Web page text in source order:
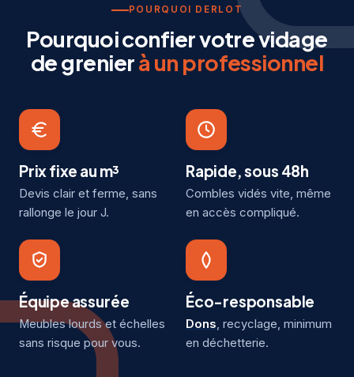
POURQUOI DERLOT
Pourquoi confier votre vidage
de grenierà un professionnel
Prix fixe au m³
Devis clair et ferme, sans
rallonge le jour J.
Rapide, sous 48h
Combles vidés vite, même
en accès compliqué.
Équipe assurée
Meubles lourds et échelles
sans risque pour vous.
Éco-responsable
Dons, recyclage, minimum
en déchetterie.